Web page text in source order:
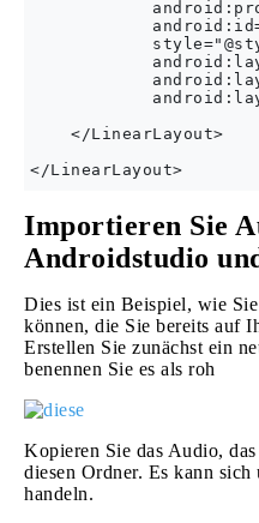
    </LinearLayout>
Importieren Sie
Androidstudio
Dies ist ein Beispiel, wie
können, die Sie bereits auf
Erstellen Sie zunächst ein
benennen Sie es als roh
Kopieren Sie das Audio,
diesen Ordner. Es kann
handeln.